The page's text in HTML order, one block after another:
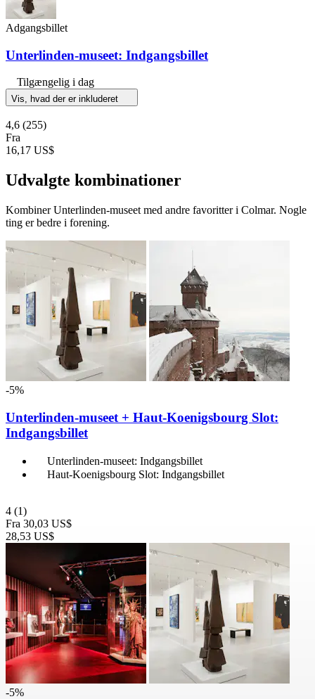
Adgangsbillet
Unterlinden-museet: Indgangsbillet
Tilgængelig i dag
Vis, hvad der er inkluderet
4,6 (255)
Fra
16,17 US$
Udvalgte kombinationer
Kombiner Unterlinden-museet med andre favoritter i Colmar. Nogle
ting er bedre i forening.
-5%
Unterlinden-museet + Haut-Koenigsbourg Slot:
Indgangsbillet
Unterlinden-museet: Indgangsbillet
Haut-Koenigsbourg Slot: Indgangsbillet
4 (1)
Fra 30,03 US$
28,53 US$
-5%